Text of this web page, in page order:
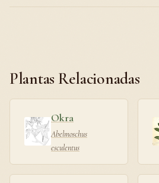
Plantas Relacionadas
Okra
Abelmoschus
esculentus